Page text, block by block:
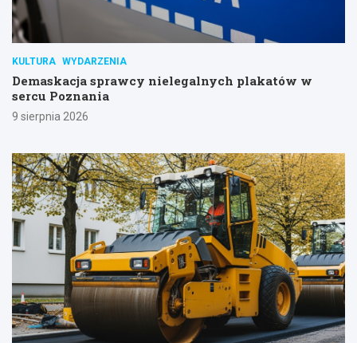
KULTURA WYDARZENIA
Demaskacja sprawcy nielegalnych plakatów w
sercu Poznania
9 sierpnia 2026